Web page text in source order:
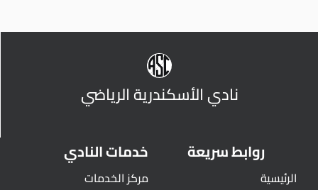
نادي الأسكندرية الرياضي
روابط سريعة
الرئيسية
خدمات النادي
مركز الخدمات